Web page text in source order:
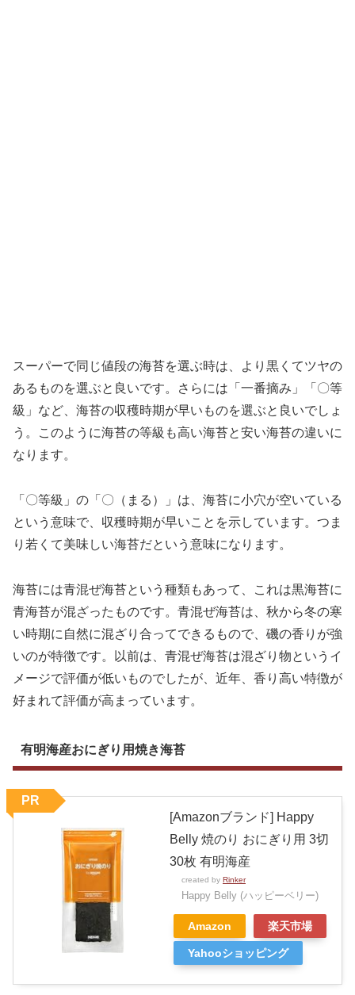
スーパーで同じ値段の海苔を選ぶ時は、より黒くてツヤの
あるものを選ぶと良いです。さらには「一番摘み」「〇等
級」など、海苔の収穫時期が早いものを選ぶと良いでしょ
う。このように海苔の等級も高い海苔と安い海苔の違いに
なります。
「〇等級」の「〇（まる）」は、海苔に小穴が空いている
という意味で、収穫時期が早いことを示しています。つま
り若くて美味しい海苔だという意味になります。
海苔には青混ぜ海苔という種類もあって、これは黒海苔に
青海苔が混ざったものです。青混ぜ海苔は、秋から冬の寒
い時期に自然に混ざり合ってできるもので、磯の香りが強
いのが特徴です。以前は、青混ぜ海苔は混ざり物というイ
メージで評価が低いものでしたが、近年、香り高い特徴が
好まれて評価が高まっています。
有明海産おにぎり用焼き海苔
[Amazonブランド] Happy
Belly 焼のり おにぎり用 3切
30枚 有明海産
created by Rinker
Happy Belly (ハッピーベリー)
Amazon 楽天市場
Yahooショッピング
PR